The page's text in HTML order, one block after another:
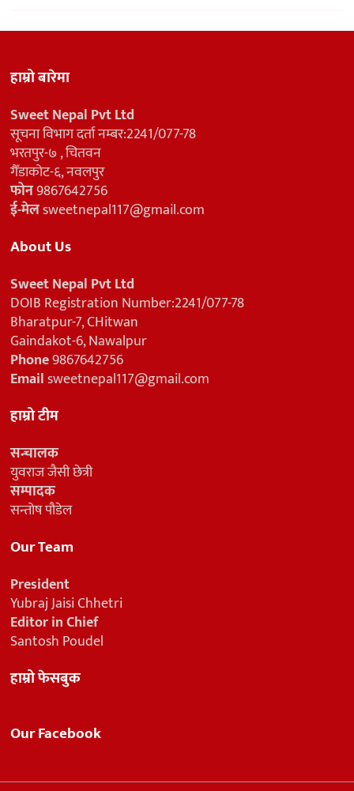
हाम्रो बारेमा
Sweet Nepal Pvt Ltd
सूचना विभाग दर्ता नम्बर:2241/077-78
भरतपुर-७ , चितवन
गैँडाकोट-६, नवलपुर
फोन9867642756
ई-मेलsweetnepal117@gmail.com
About Us
Sweet Nepal Pvt Ltd
DOIB Registration Number:2241/077-78
Bharatpur-7, CHitwan
Gaindakot-6, Nawalpur
Phone9867642756
Emailsweetnepal117@gmail.com
हाम्रो टीम
सन्चालक
युवराज जैसी छेत्री
सम्पादक
सन्तोष पौडेल
Our Team
President
Yubraj Jaisi Chhetri
Editor in Chief
Santosh Poudel
हाम्रो फेसबुक
Our Facebook